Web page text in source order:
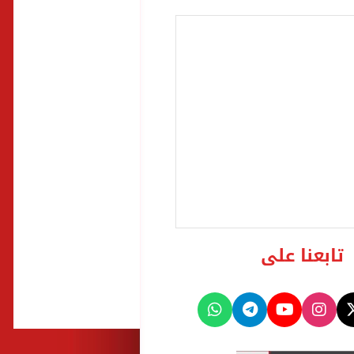
تابعنا على